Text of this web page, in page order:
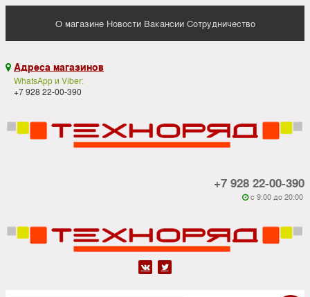
О магазине Новости Вакансии Сотрудничество
 Адреса магазинов
WhatsApp и Viber:
+7 928 22-00-390
+7 928 22-00-390
 c 9:00 до 20:00
 